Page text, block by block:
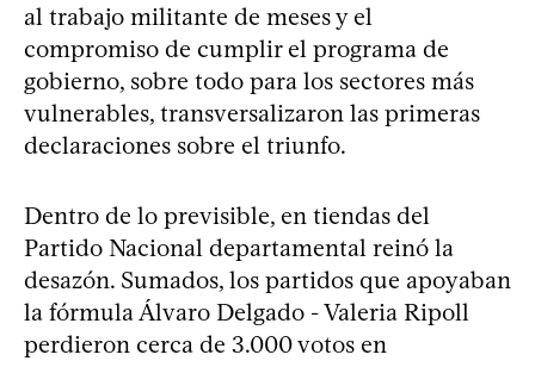
al trabajo militante de meses y el
compromiso de cumplir el programa de
gobierno, sobre todo para los sectores más
vulnerables, transversalizaron las primeras
declaraciones sobre el triunfo.
Dentro de lo previsible, en tiendas del
Partido Nacional departamental reinó la
desazón. Sumados, los partidos que apoyaban
la fórmula Álvaro Delgado - Valeria Ripoll
perdieron cerca de 3.000 votos en